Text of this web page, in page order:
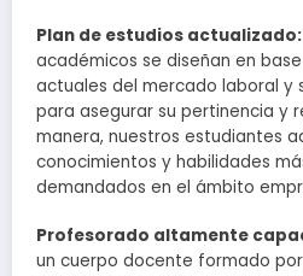
Plan de estudios actualizado:
académicos se diseñan en
actuales del mercado laboral y
para asegurar su pertinencia y
manera, nuestros estudiantes
conocimientos y habilidades
demandados en el ámbito
Profesorado altamente
un cuerpo docente formado